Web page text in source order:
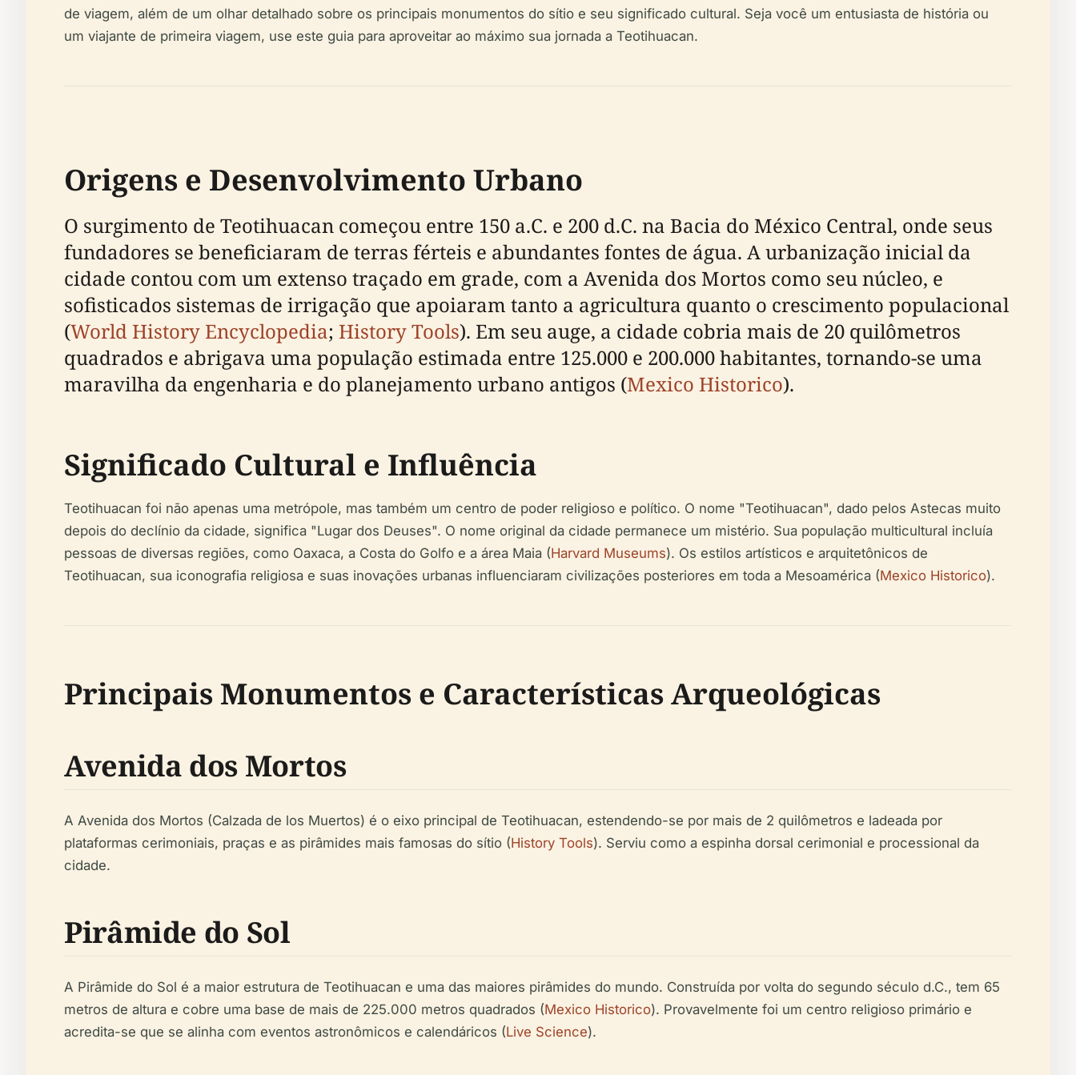
de viagem, além de um olhar detalhado sobre os principais monumentos do sítio e seu significado cultural. Seja você um entusiasta de história ou
um viajante de primeira viagem, use este guia para aproveitar ao máximo sua jornada a Teotihuacan.
Origens e Desenvolvimento Urbano
O surgimento de Teotihuacan começou entre 150 a.C. e 200 d.C. na Bacia do México Central, onde seus
fundadores se beneficiaram de terras férteis e abundantes fontes de água. A urbanização inicial da
cidade contou com um extenso traçado em grade, com a Avenida dos Mortos como seu núcleo, e
sofisticados sistemas de irrigação que apoiaram tanto a agricultura quanto o crescimento populacional
(World History Encyclopedia; History Tools). Em seu auge, a cidade cobria mais de 20 quilômetros
quadrados e abrigava uma população estimada entre 125.000 e 200.000 habitantes, tornando-se uma
maravilha da engenharia e do planejamento urbano antigos (Mexico Historico).
Significado Cultural e Influência
Teotihuacan foi não apenas uma metrópole, mas também um centro de poder religioso e político. O nome "Teotihuacan", dado pelos Astecas muito
depois do declínio da cidade, significa "Lugar dos Deuses". O nome original da cidade permanece um mistério. Sua população multicultural incluía
pessoas de diversas regiões, como Oaxaca, a Costa do Golfo e a área Maia (Harvard Museums). Os estilos artísticos e arquitetônicos de
Teotihuacan, sua iconografia religiosa e suas inovações urbanas influenciaram civilizações posteriores em toda a Mesoamérica (Mexico Historico).
Principais Monumentos e Características Arqueológicas
Avenida dos Mortos
A Avenida dos Mortos (Calzada de los Muertos) é o eixo principal de Teotihuacan, estendendo-se por mais de 2 quilômetros e ladeada por
plataformas cerimoniais, praças e as pirâmides mais famosas do sítio (History Tools). Serviu como a espinha dorsal cerimonial e processional da
cidade.
Pirâmide do Sol
A Pirâmide do Sol é a maior estrutura de Teotihuacan e uma das maiores pirâmides do mundo. Construída por volta do segundo século d.C., tem 65
metros de altura e cobre uma base de mais de 225.000 metros quadrados (Mexico Historico). Provavelmente foi um centro religioso primário e
acredita-se que se alinha com eventos astronômicos e calendáricos (Live Science).